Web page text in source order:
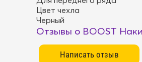
Цвет чехла
Черный
Отзывы о BOOST